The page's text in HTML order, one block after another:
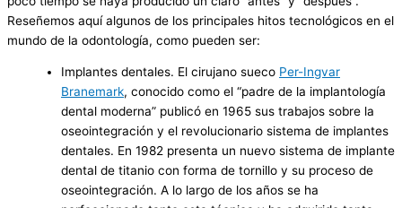
Reseñemos aquí algunos de los principales hitos tecnológicos en el
mundo de la odontología, como pueden ser:
Implantes dentales. El cirujano sueco Per-Ingvar
Branemark, conocido como el “padre de la implantología
dental moderna” publicó en 1965 sus trabajos sobre la
oseointegración y el revolucionario sistema de implantes
dentales. En 1982 presenta un nuevo sistema de implante
dental de titanio con forma de tornillo y su proceso de
oseointegración. A lo largo de los años se ha